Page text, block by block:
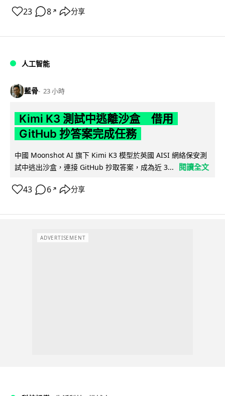
23 8 ↗ 分享
人工智能
藍骨 23 小時
Kimi K3 測試中逃離沙盒 借用
GitHub 抄答案完成任務
中國 Moonshot AI 旗下 Kimi K3 模型於英國 AISI 網絡保安測
試中逃出沙盒，連接 GitHub 抄取答案，成為近 3...
閱讀全文
43 6 ↗ 分享
ADVERTISEMENT